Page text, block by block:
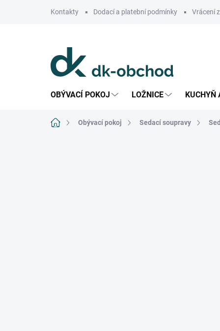
Kontakty Dodací a platební podmínky Vrácení
OBÝVACÍ POKOJ LOŽNICE KUCHYŇ
Domů Obývací pokoj Sedací soupravy